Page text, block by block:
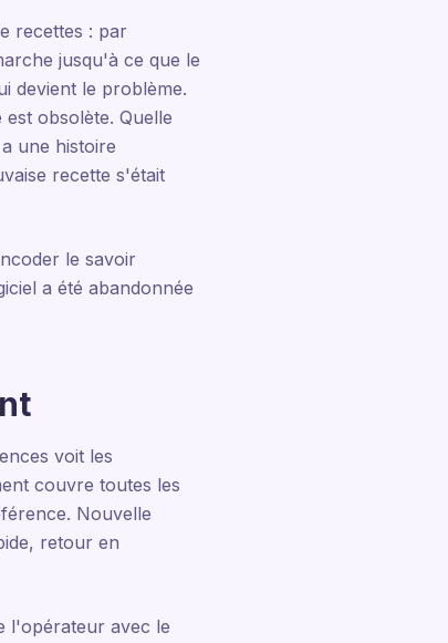
recettes : par
jusqu'à ce que le
devient le problème.
obsolète. Quelle
une histoire
recette s'était
le savoir
a été abandonnée
voit les
couvre toutes les
Nouvelle
retour en
l'opérateur avec le